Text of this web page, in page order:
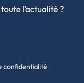
l’actualité ?
confidentialité